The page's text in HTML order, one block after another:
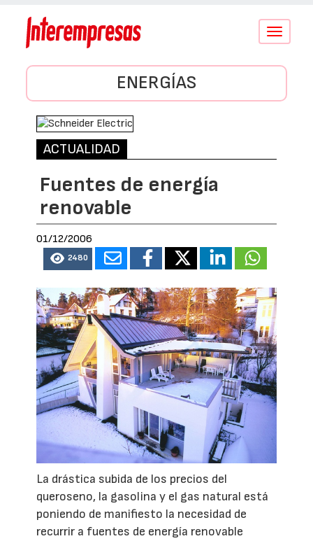
Conmutar
ENERGÍAS
ACTUALIDAD
Fuentes de energía
renovable
01/12/2006
2480
La drástica subida de los precios del
queroseno, la gasolina y el gas natural está
poniendo de manifiesto la necesidad de
recurrir a fuentes de energía renovable